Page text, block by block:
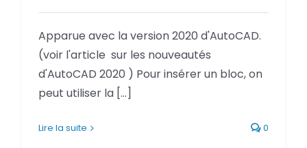
Apparue avec la version 2020 d'AutoCAD.
(voir l'article sur les nouveautés
d'AutoCAD 2020 ) Pour insérer un bloc, on
peut utiliser la [...]
Lire la suite 0